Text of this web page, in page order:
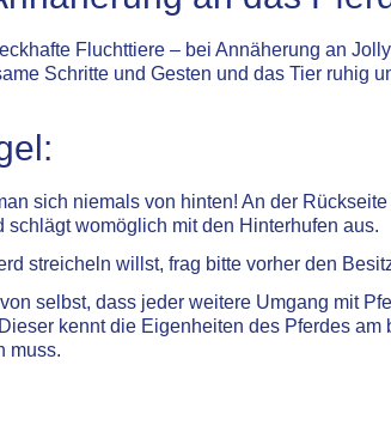
Fluchttiere – bei Annäherung an
Schritte und Gesten und das Tier ruhig
sich niemals von hinten! An der
schlägt womöglich mit den Hinterhufen aus.
streicheln willst, frag bitte vorher den
selbst, dass jeder weitere Umgang mit
kennt die Eigenheiten des Pferdes
muss.